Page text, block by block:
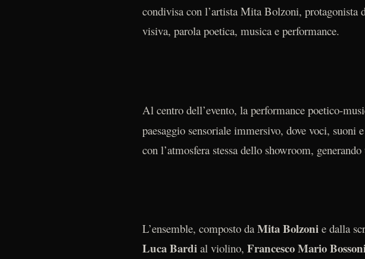
condivisa con l’artista Mita Bolzoni,
visiva, parola poetica, musica e performance.
Al centro dell’evento, la performance poetico-
paesaggio sensoriale immersivo, dove voci,
con l’atmosfera stessa dello showroom,
L’ensemble, composto da Mita Bolzoni e dalla
Luca Bardi al violino, Francesco Mario